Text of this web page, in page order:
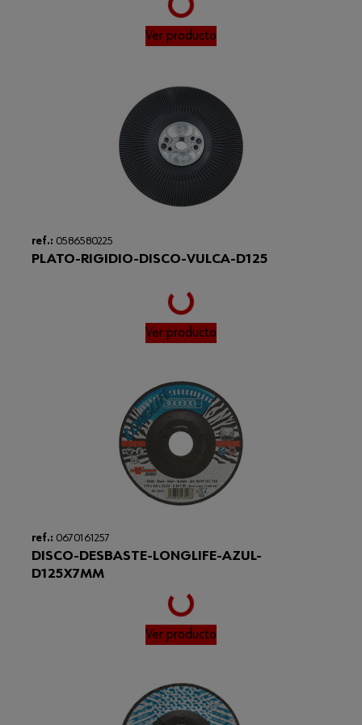
Frecuencia mínima/máxima
Tensión nominal mínima/máxima
Ver producto
ref.: 0586580225
PLATO-RIGIDIO-DISCO-VULCA-D125
Loading...
Ver producto
ref.: 0670161257
DISCO-DESBASTE-LONGLIFE-AZUL-
D125X7MM
Loading...
Ver producto